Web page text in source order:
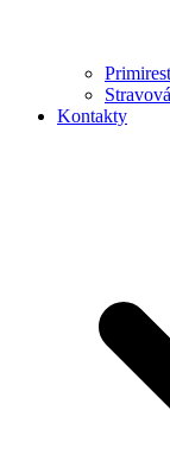
Primirest
Kontakty